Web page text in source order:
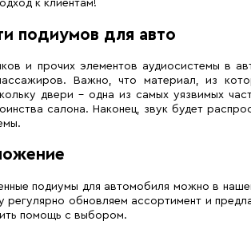
к клиентам!
подиумов для авто
и прочих элементов аудиосистемы в
Важно, что материал, из
двери – одна из самых уязвимых
салона. Наконец, звук будет
подиумы для автомобиля можно в
регулярно обновляем ассортимент и
помощь с выбором.